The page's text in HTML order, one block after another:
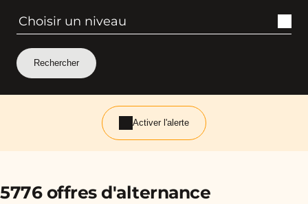
Activer l'alerte
5776 offres d'alternance